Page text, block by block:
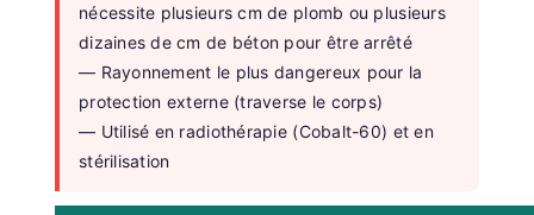
nécessite plusieurs cm de plomb ou plusieurs
dizaines de cm de béton pour être arrêté
— Rayonnement le plus dangereux pour la
protection externe (traverse le corps)
— Utilisé en radiothérapie (Cobalt-60) et en
stérilisation